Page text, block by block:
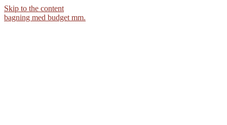
Skip to the content
bagning med budget mm.